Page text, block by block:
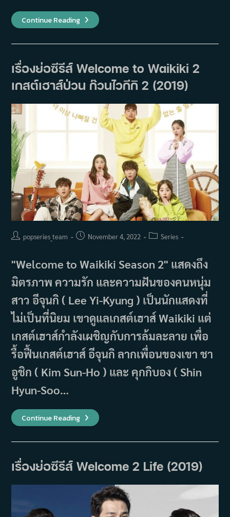
Continue Readingเรื่อง
ย่อ
รีส์
Camellia
Blooms
ที่
ดอกไม้
บาน
(2019)
เรื่องย่อซีรีส์ Welcome to Waikiki 2
เกสต์เฮาส์ป่วน ก๊วนไวกีกิ 2 (2019)
Postpopseries_team
PostNovember 4, 2022
PostSeries
"Welcome to Waikiki Season 2" แสดงถึง
มิตรภาพ ความรัก และความฝันของคนหนุ่ม
สาว อีจุนกิ ( Lee Yi-Kyung ) เป็นนักแสดงที่
ไม่เป็นที่นิยม เขาดูแลเกสต์เฮาส์ Waikiki แต่
เกสต์เฮาส์กำลังเผชิญกับการล้มละลาย เพื่อ
รื้อฟื้นเกสต์เฮาส์ อีจุนกิ ลากเพื่อนของเขา ชา
อูชิก ( Kim Sun-Ho ) และ คุกกิบอง ( Shin
Hyun-Soo…
Continue Readingเรื่อง
ย่อ
Welcome
Waikiki
2
เกส
ป่วน
เรื่องย่อซีรีส์ Welcome 2 Life (2019)